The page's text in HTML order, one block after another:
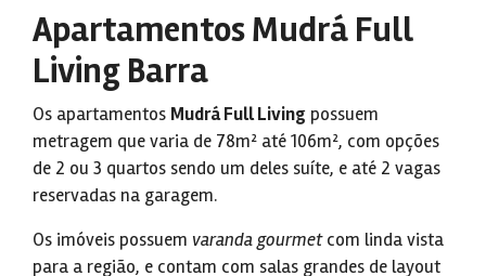
Apartamentos Mudrá Full
Living Barra
Os apartamentos Mudrá Full Living possuem
metragem que varia de 78m² até 106m², com opções
de 2 ou 3 quartos sendo um deles suíte, e até 2 vagas
reservadas na garagem.
Os imóveis possuem varanda gourmetcom linda vista
para a região, e contam com salas grandes de layout